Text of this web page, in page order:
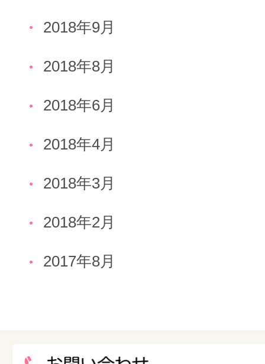
2018年9月
2018年8月
2018年6月
2018年4月
2018年3月
2018年2月
2017年8月